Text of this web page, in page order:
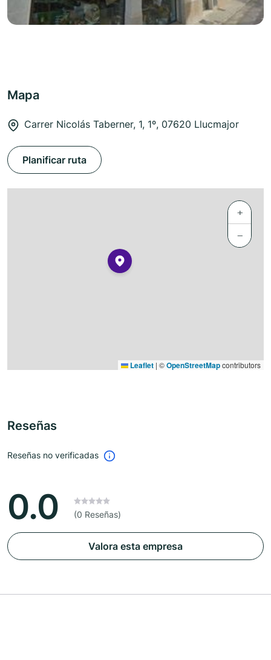
Mapa
Carrer Nicolás Taberner, 1, 1º, 07620 Llucmajor
Planificar ruta
+
−
Leaflet | ©OpenStreetMapcontributors
Reseñas
Reseñas no verificadas
0.0 (0 Reseñas)
Valora esta empresa